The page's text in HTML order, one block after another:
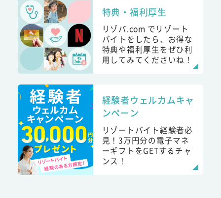
特典・福利厚生
リゾバ.com でリゾート
バイトをしたら、お得な
特典や福利厚生をぜひ利
用してみてくださいね！
経験者ウェルカムキャ
ンペーン
リゾートバイト経験者必
見！3万円分の電子マネ
ーギフトをGETするチャ
ンス！